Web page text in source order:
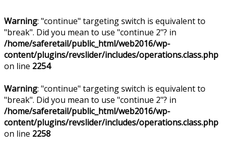
Warning: "continue" targeting switch is equivalent to
"break". Did you mean to use "continue 2"? in
/home/saferetail/public_html/web2016/wp-
content/plugins/revslider/includes/operations.class.php
on line 2254
Warning: "continue" targeting switch is equivalent to
"break". Did you mean to use "continue 2"? in
/home/saferetail/public_html/web2016/wp-
content/plugins/revslider/includes/operations.class.php
on line 2258